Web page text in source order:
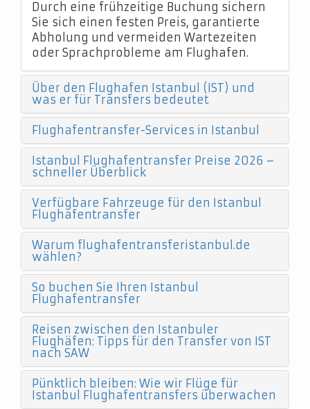
Durch eine frühzeitige Buchung sichern
Sie sich einen festen Preis, garantierte
Abholung und vermeiden Wartezeiten
oder Sprachprobleme am Flughafen.
Über den Flughafen Istanbul (IST) und
was er für Transfers bedeutet
Flughafentransfer-Services in Istanbul
Istanbul Flughafentransfer Preise 2026 –
schneller Überblick
Verfügbare Fahrzeuge für den Istanbul
Flughafentransfer
Warum flughafentransferistanbul.de
wählen?
So buchen Sie Ihren Istanbul
Flughafentransfer
Reisen zwischen den Istanbuler
Flughäfen: Tipps für den Transfer von IST
nach SAW
Pünktlich bleiben: Wie wir Flüge für
Istanbul Flughafentransfers überwachen